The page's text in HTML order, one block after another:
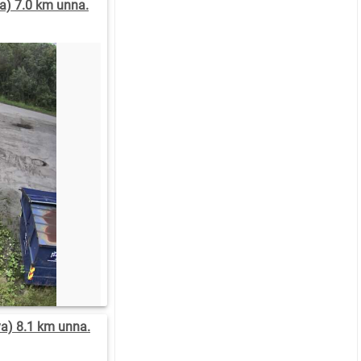
4.4
5.3
N
(8)
0
7.0 km unna.
8.1 km unna.